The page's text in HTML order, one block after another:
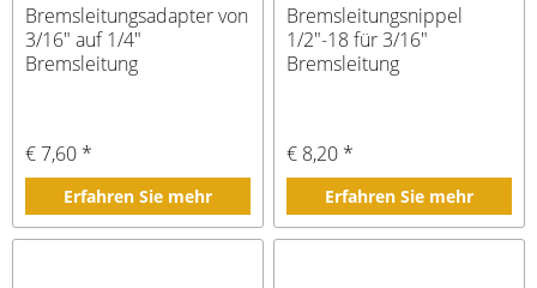
Bremsleitungsadapter von
3/16" auf 1/4"
Bremsleitung
€ 7,60 *
Erfahren Sie mehr
Bremsleitungsnippel
1/2"-18 für 3/16"
Bremsleitung
€ 8,20 *
Erfahren Sie mehr